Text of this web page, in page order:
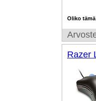
Oliko
Razer